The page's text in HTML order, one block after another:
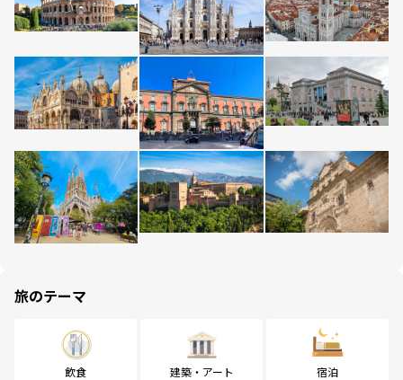
旅のテーマ
飲食 建築・アート 宿泊